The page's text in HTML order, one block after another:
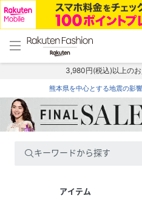
menu home
トップ
3,980円(税込)以上の
熊本県を中心とする地震の影
キーワードから探す
アイテム